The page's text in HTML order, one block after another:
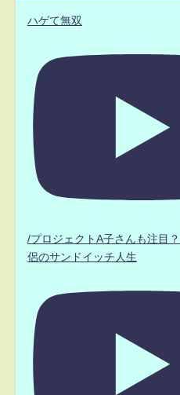
ハゲて無双
/プロジェクトA子さんも注目
侶のサンドイッチ人生